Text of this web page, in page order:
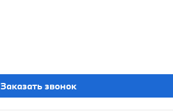
Заказать звонок